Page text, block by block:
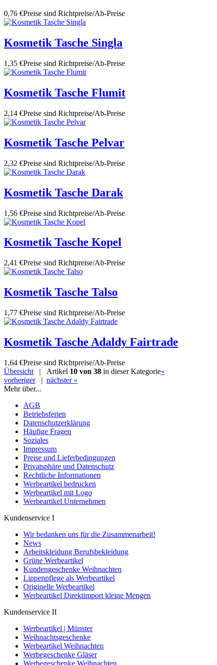
0,76 €Preise sind Richtpreise/Ab-Preise
Kosmetik Tasche Singla
1,35 €Preise sind Richtpreise/Ab-Preise
Kosmetik Tasche Flumit
2,14 €Preise sind Richtpreise/Ab-Preise
Kosmetik Tasche Pelvar
2,32 €Preise sind Richtpreise/Ab-Preise
Kosmetik Tasche Darak
1,56 €Preise sind Richtpreise/Ab-Preise
Kosmetik Tasche Kopel
2,41 €Preise sind Richtpreise/Ab-Preise
Kosmetik Tasche Talso
1,77 €Preise sind Richtpreise/Ab-Preise
Kosmetik Tasche Adaldy Fairtrade
1,64 €Preise sind Richtpreise/Ab-Preise
Übersicht | Artikel 10 von 38 in dieser Kategorie«
vorheriger| nächster »
Mehr über...
AGB
Betriebsferien
Datenschutzerklärung
Häufige Fragen
Soziales
Impressum
Preise und Lieferbedingungen
Privatsphäre und Datenschutz
Rechtliche Informationen
Werbeartikel bedrucken
Werbeartikel mit Logo
Werbeartikel Unternehmen
Kundenservice I
Wir bedanken uns für die Zusammenarbeit!
News
Arbeitskleidung Berufsbekleidung
Grüne Werbeartikel
Kundengeschenke Weihnachten
Lippenpflege als Werbeartikel
Originelle Werbeartikel
Werbeartikel Direktimport kleine Mengen
Kundenservice II
Werbeartikel | Münster
Weihnachtsgeschenke
Werbeartikel Weihnachten
Werbegeschenke Gläser
Werbegeschenke Weihnachten